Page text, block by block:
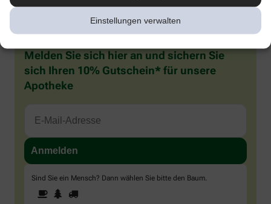
Einstellungen verwalten
Melden Sie sich hier an und sichern Sie
sich Ihren 10% Gutschein* für unsere
Apotheke
Sind Sie ein Mensch? Dann wählen Sie bitte den Baum
Sie
1 2